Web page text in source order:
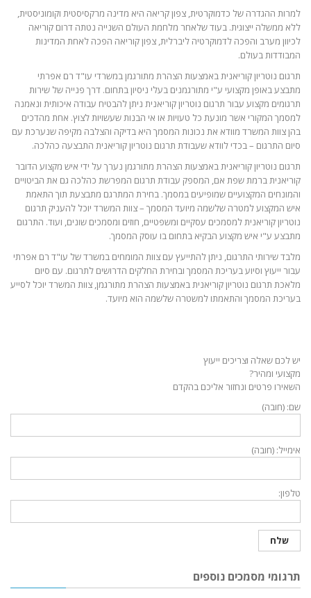
למרות ההגדרה של כדמוקרטית, צפון קריאה היא מדינה מרקסיסטית וקומוניסטית,
ללא ממשלה ייצוגית. בעוד שלאחר מלחמת העולם השנייה נטתה דרום קוריאה
לכיוון מערב והפכה לדמוקרטיה ליברלית, צפון קוריאה הפכה לאחת המדינות
המבודדות בעולם.
תרגום נוטריון קוריאנית באמצעות הצהרת מתורגמן במשרדי עו"ד רם אפרתי
מתבצע באופן מקצועי ע"י מתורגמנים בעלי ניסיון בתחום. דרך פנייה של שירות
תרגומים מקצוע עבור תרגום נוטריון קוריאנית ניתן להבטיח עבודה איכותית ונאמנה
למסמך המקורי אשר מונעת כל טעויות או אי הבנות שעשויות לצוץ. אחת מהדכים
בהן צוות המשרד מוודא את נכונות המסמך היא בדיקה והצלבה מקיפה שנערכת עם
סיום התרגום – בכדי לוודא שעבודת תרגום נוטריון קוריאנית התבצעה כהלכה.
תרגום נוטריון קוריאנית באמצעות הצהרת מתורגמן נערך על ידי איש מקצוע הדובר
קוריאנית ברמת שפת אם, המספק עבודת תרגום המפרשת כהלכה גם את הביטויים
והמונחים המקצועיים שמופיעים במסמך. בחירת המתרגם מתבצעת תוך התאמת
איש המקצוע למטרה שלשמה מיועד המסמך – צוות המשרד יוכל להעניק תרגום
נוטריון קוריאנית למסמכים עסקיים ומשפטיים, חוזים ומסמכים שונים, ועוד. התרגום
מתבצע ע"י איש מקצוע הבקיא בתחום בו עוסק המסמך.
מלבד שירותי התרגום, ניתן להתייעץ עם צוות המומחים במשרד של עו"ד רם אפרתי
עבור ייעוץ וסיוע בעריכת המסמך ובחירת החלקים הדרושים לתרגום. עם סיום
מלאכת תרגום נוטריון קוריאנית באמצעות הצהרת מתורגמן, צוות המשרד יוכל לסייע
בעריכת המסמך והתאמתו למשטרה שלשמה הוא מיועד.
יש לכם שאלה וצריכים ייעוץ
מקצועי ומהיר?
השאירו פרטים ונחזור אליכם בהקדם
שם: (חובה)
אימייל: (חובה)
טלפון:
תרגומי מסמכים נוספים